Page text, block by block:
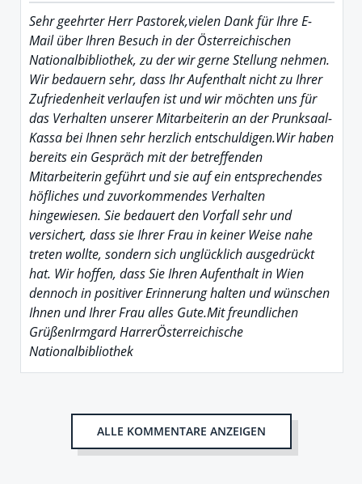
Sehr geehrter Herr Pastorek,vielen Dank für Ihre E-
Mail über Ihren Besuch in der Österreichischen
Nationalbibliothek, zu der wir gerne Stellung nehmen.
Wir bedauern sehr, dass Ihr Aufenthalt nicht zu Ihrer
Zufriedenheit verlaufen ist und wir möchten uns für
das Verhalten unserer Mitarbeiterin an der Prunksaal-
Kassa bei Ihnen sehr herzlich entschuldigen.Wir haben
bereits ein Gespräch mit der betreffenden
Mitarbeiterin geführt und sie auf ein entsprechendes
höfliches und zuvorkommendes Verhalten
hingewiesen. Sie bedauert den Vorfall sehr und
versichert, dass sie Ihrer Frau in keiner Weise nahe
treten wollte, sondern sich unglücklich ausgedrückt
hat. Wir hoffen, dass Sie Ihren Aufenthalt in Wien
dennoch in positiver Erinnerung halten und wünschen
Ihnen und Ihrer Frau alles Gute.Mit freundlichen
GrüßenIrmgard HarrerÖsterreichische
Nationalbibliothek
ALLE KOMMENTARE ANZEIGEN